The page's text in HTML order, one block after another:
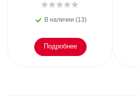
В наличии (13)
Подробнее